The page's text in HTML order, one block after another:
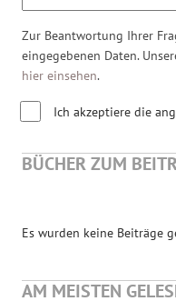
Zur Beantwortung Ihrer
eingegebenen Daten.
hier einsehen.
Ich akzeptiere die
BÜCHER ZUM
Es wurden keine Beiträge
AM MEISTEN